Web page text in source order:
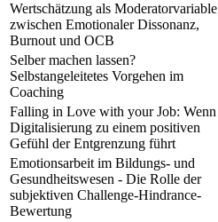
Wertschätzung als Moderatorvariable
zwischen Emotionaler Dissonanz,
Burnout und OCB
Selber machen lassen?
Selbstangeleitetes Vorgehen im
Coaching
Falling in Love with your Job: Wenn
Digitalisierung zu einem positiven
Gefühl der Entgrenzung führt
Emotionsarbeit im Bildungs- und
Gesundheitswesen - Die Rolle der
subjektiven Challenge-Hindrance-
Bewertung